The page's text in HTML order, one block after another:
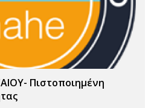
Πιστοποιημένη